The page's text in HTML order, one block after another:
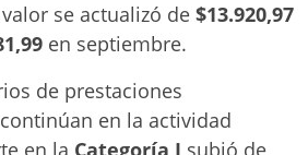
se actualizó de $13.920,97
en septiembre.
de prestaciones
en la actividad